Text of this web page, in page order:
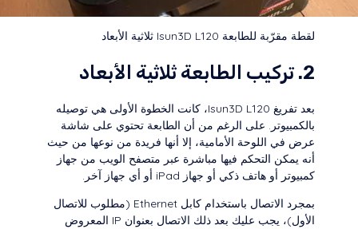
لقطة مقرّبة للطابعة Isun3D L120 ثلاثية الأبعاد
2. تركيب الطابعة ثلاثية الأبعاد
بعد تفريغ Isun3D L120، كانت الخطوة الأولى هي توصيله
بالكمبيوتر. على الرغم من أن الطابعة تحتوي على شاشة
عرض في اللوحة الأمامية، إلا أنها فريدة من نوعها من حيث
أنه يمكن التحكم فيها مباشرة عبر متصفح الويب من جهاز
كمبيوتر أو هاتف ذكي أو جهاز iPad أو أي جهاز آخر.
بمجرد الاتصال باستخدام كابل Ethernet (مطلوب للاتصال
الأول)، يجب عليك بعد ذلك الاتصال بعنوان IP المعروض